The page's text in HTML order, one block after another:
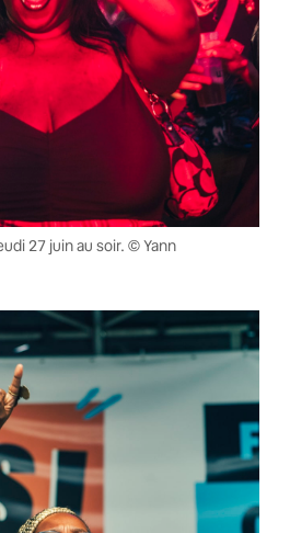
27 juin au soir. © Yann